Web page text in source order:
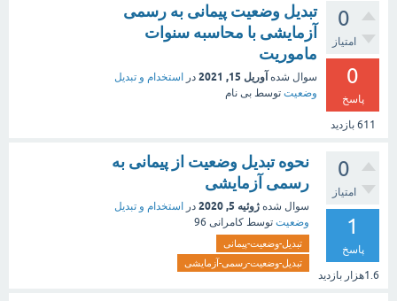
0
امتیاز
0
پاسخ
611 بازدید
تبدیل وضعیت پیمانی به رسمی
آزمایشی با محاسبه سنوات
ماموریت
سوال شده آوریل 15, 2021 در استخدام و تبدیل
وضعیت توسط بی نام
0
امتیاز
1
پاسخ
1.6هزار بازدید
نحوه تبدیل وضعیت از پیمانی به
رسمی آزمایشی
سوال شده ژوئیه 5, 2020 در استخدام و تبدیل
وضعیت توسط کامرانی 96
تبدیل-وضعیت-پیمانی
تبدیل-وضعیت-رسمی-آزمایشی